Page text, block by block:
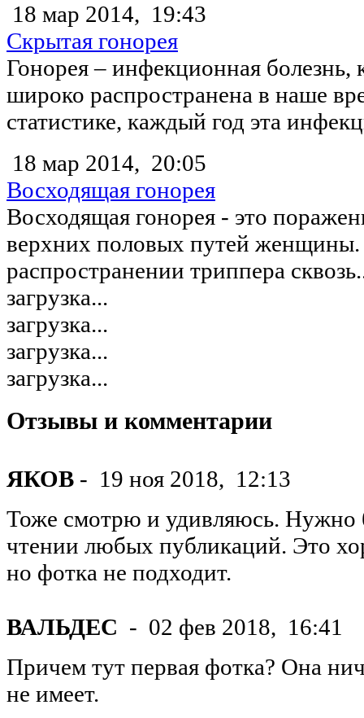
18 мар 2014, 19:43
Скрытая гонорея
Гонорея – инфекционная болезнь,
широко распространена в наше
статистике, каждый год эта
18 мар 2014, 20:05
Восходящая гонорея
Восходящая гонорея - это
верхних половых путей женщины.
распространении триппера
загрузка...
загрузка...
загрузка...
загрузка...
Отзывы и комментарии
ЯКОВ - 19 ноя 2018, 12:13
Тоже смотрю и удивляюсь. Нужно
чтении любых публикаций. Это
но фотка не подходит.
ВАЛЬДЕС - 02 фев 2018, 16:41
Причем тут первая фотка? Она
не имеет.